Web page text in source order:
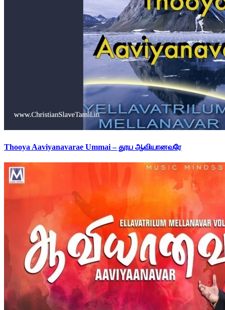
Thooya Aaviyanavarae Ummai – தூய ஆவியானவரே